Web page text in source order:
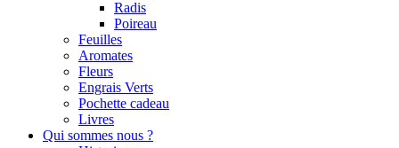
Radis
Poireau
Feuilles
Aromates
Fleurs
Engrais Verts
Pochette cadeau
Livres
Qui sommes nous ?